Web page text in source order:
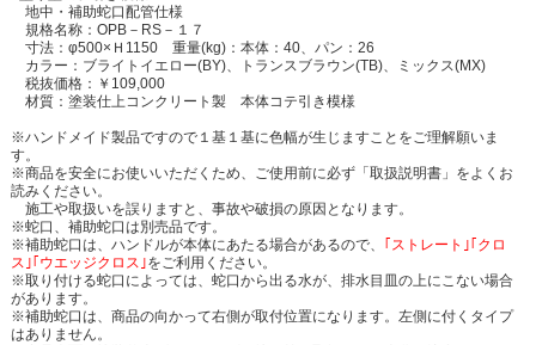
地中・補助蛇口配管仕様
規格名称：OPB－RS－１７
寸法：φ500×Ｈ1150 重量(kg)：本体：40、パン：26
カラー：ブライトイエロー(BY)、トランスブラウン(TB)、ミックス(MX)
税抜価格：￥109,000
材質：塗装仕上コンクリート製 本体コテ引き模様
※ハンドメイド製品ですので１基１基に色幅が生じますことをご理解願いま
す。
※商品を安全にお使いいただくため、ご使用前に必ず「取扱説明書」をよくお
読みください。
施工や取扱いを誤りますと、事故や破損の原因となります。
※蛇口、補助蛇口は別売品です。
※補助蛇口は、ハンドルが本体にあたる場合があるので、 ｢ストレート｣｢クロ
ス｣｢ウエッジクロス｣をご利用ください。
※取り付ける蛇口によっては、蛇口から出る水が、排水目皿の上にこない場合
があります。
※補助蛇口は、商品の向かって右側が取付位置になります。左側に付くタイプ
はありません。